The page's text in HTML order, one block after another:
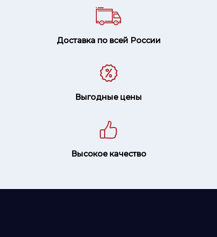
Доставка по всей России
Выгодные цены
Высокое качество